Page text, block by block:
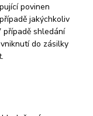
povinen
jakýchkoliv
případě shledání
do zásilky